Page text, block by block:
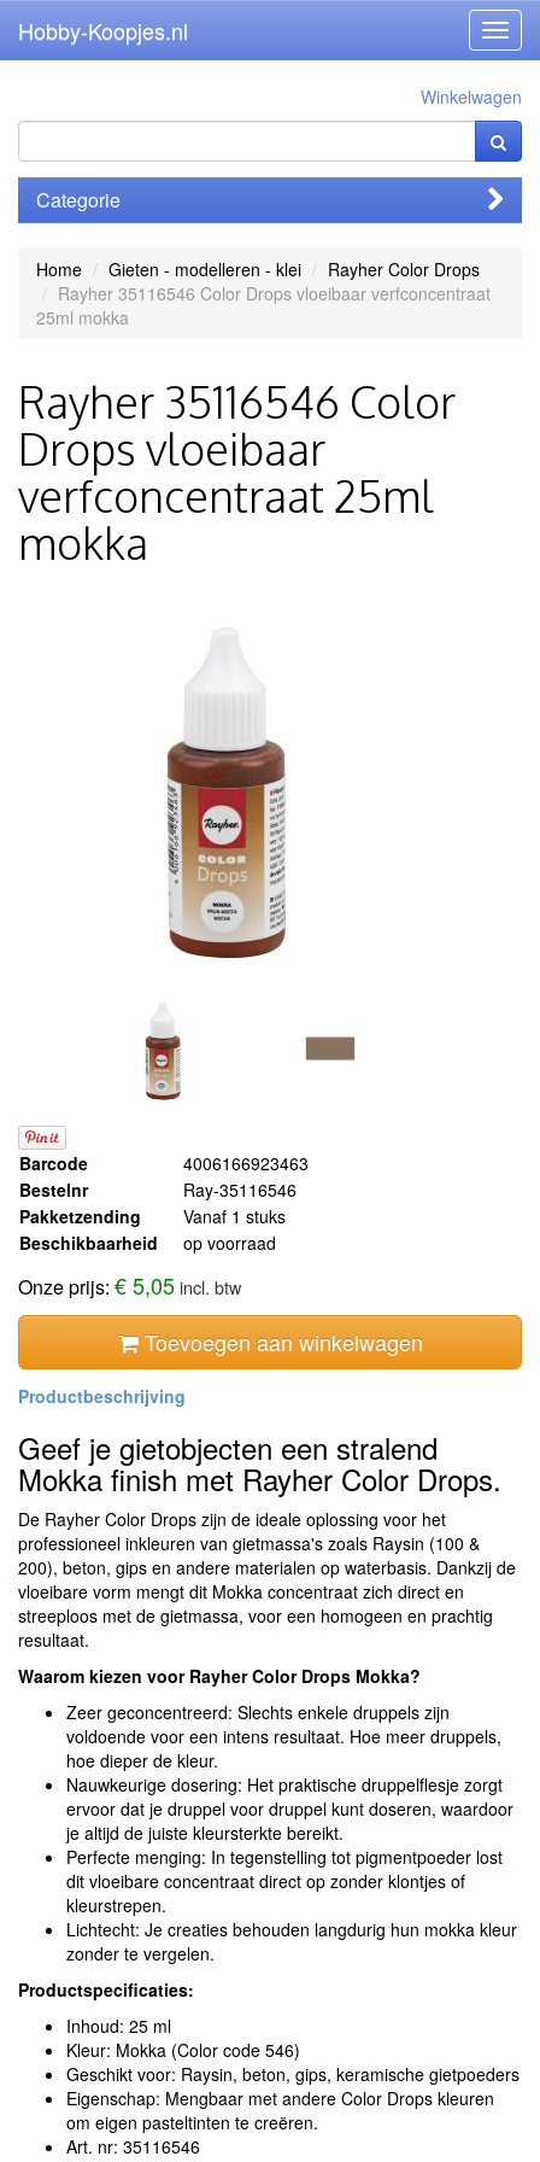
Hobby-Koopjes.nl
Winkelwagen
Categorie
Home Gieten - modelleren - klei
Rayher Color Drops
Rayher 35116546 Color Drops vloeibaar verfconcentraat
25ml mokka
Rayher 35116546 Color
Drops vloeibaar
verfconcentraat 25ml
mokka
Barcode
4006166923463
Bestelnr
Ray-35116546
Pakketzending
Vanaf 1 stuks
Beschikbaarheid
op voorraad
Onze prijs: € 5,05incl. btw
Toevoegen aan winkelwagen
Geef je gietobjecten een stralend
Mokka finish met Rayher Color Drops.
De Rayher Color Drops zijn de ideale oplossing voor het
professioneel inkleuren van gietmassa's zoals Raysin (100 &
200), beton, gips en andere materialen op waterbasis. Dankzij de
vloeibare vorm mengt dit Mokka concentraat zich direct en
streeploos met de gietmassa, voor een homogeen en prachtig
resultaat.
Waarom kiezen voor Rayher Color Drops Mokka?
Zeer geconcentreerd: Slechts enkele druppels zijn
voldoende voor een intens resultaat. Hoe meer druppels,
hoe dieper de kleur.
Nauwkeurige dosering: Het praktische druppelflesje zorgt
ervoor dat je druppel voor druppel kunt doseren, waardoor
je altijd de juiste kleursterkte bereikt.
Perfecte menging: In tegenstelling tot pigmentpoeder lost
dit vloeibare concentraat direct op zonder klontjes of
kleurstrepen.
Lichtecht: Je creaties behouden langdurig hun mokka kleur
zonder te vergelen.
Productspecificaties:
Inhoud: 25 ml
Kleur: Mokka (Color code 546)
Geschikt voor: Raysin, beton, gips, keramische gietpoeders
Eigenschap: Mengbaar met andere Color Drops kleuren
om eigen pasteltinten te creëren.
Art. nr: 35116546